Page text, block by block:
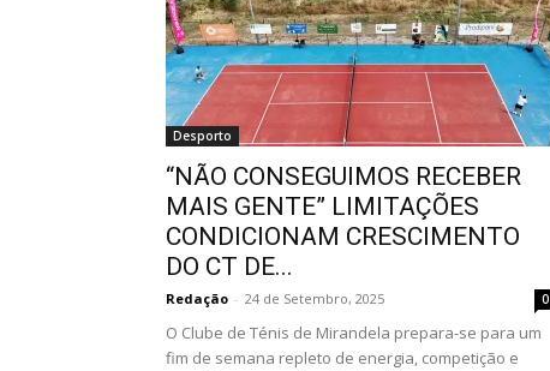
Desporto
“NÃO CONSEGUIMOS RECEBER
MAIS GENTE” LIMITAÇÕES
CONDICIONAM CRESCIMENTO
DO CT DE...
Redação - 24 de Setembro, 2025 0
O Clube de Ténis de Mirandela prepara-se para um
fim de semana repleto de energia, competição e